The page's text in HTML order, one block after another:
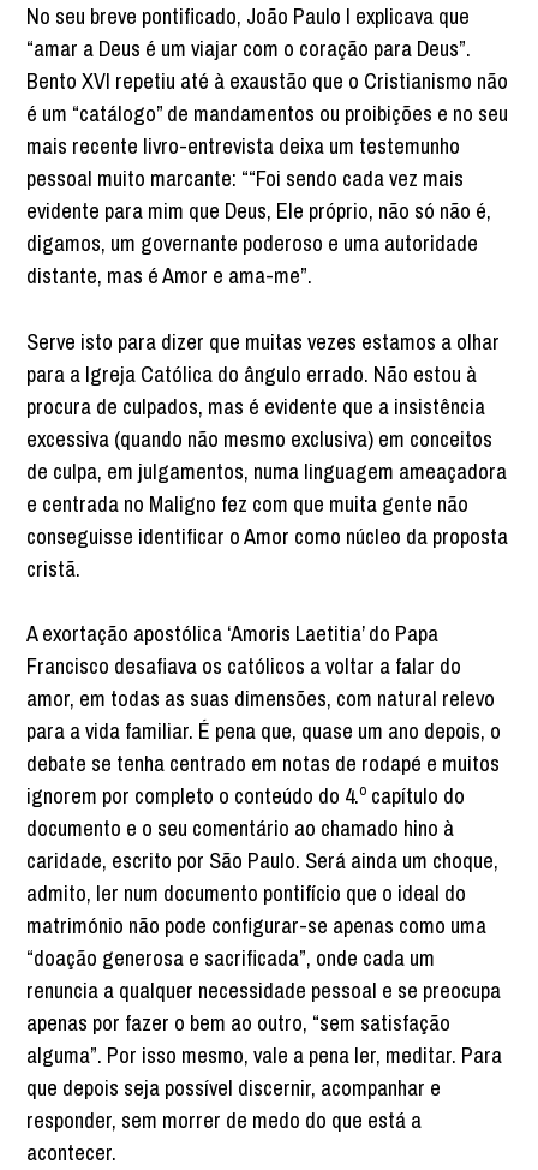
No seu breve pontificado, João Paulo I explicava que
“amar a Deus é um viajar com o coração para Deus”.
Bento XVI repetiu até à exaustão que o Cristianismo não
é um “catálogo” de mandamentos ou proibições e no seu
mais recente livro-entrevista deixa um testemunho
pessoal muito marcante: ““Foi sendo cada vez mais
evidente para mim que Deus, Ele próprio, não só não é,
digamos, um governante poderoso e uma autoridade
distante, mas é Amor e ama-me”.
Serve isto para dizer que muitas vezes estamos a olhar
para a Igreja Católica do ângulo errado. Não estou à
procura de culpados, mas é evidente que a insistência
excessiva (quando não mesmo exclusiva) em conceitos
de culpa, em julgamentos, numa linguagem ameaçadora
e centrada no Maligno fez com que muita gente não
conseguisse identificar o Amor como núcleo da proposta
cristã.
A exortação apostólica ‘Amoris Laetitia’ do Papa
Francisco desafiava os católicos a voltar a falar do
amor, em todas as suas dimensões, com natural relevo
para a vida familiar. É pena que, quase um ano depois, o
debate se tenha centrado em notas de rodapé e muitos
ignorem por completo o conteúdo do 4.º capítulo do
documento e o seu comentário ao chamado hino à
caridade, escrito por São Paulo. Será ainda um choque,
admito, ler num documento pontifício que o ideal do
matrimónio não pode configurar-se apenas como uma
“doação generosa e sacrificada”, onde cada um
renuncia a qualquer necessidade pessoal e se preocupa
apenas por fazer o bem ao outro, “sem satisfação
alguma”. Por isso mesmo, vale a pena ler, meditar. Para
que depois seja possível discernir, acompanhar e
responder, sem morrer de medo do que está a
acontecer.